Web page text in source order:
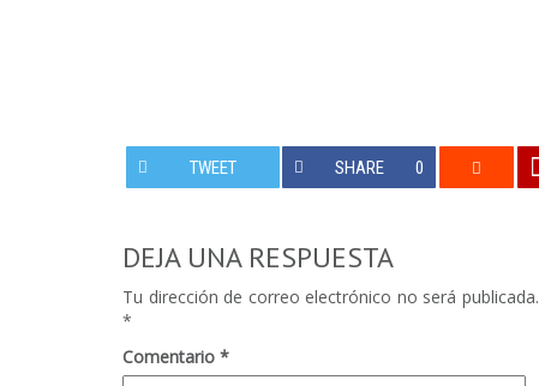
TWEET SHARE 0
DEJA UNA RESPUESTA
Tu dirección de correo electrónico no será publicada.
*
Comentario *